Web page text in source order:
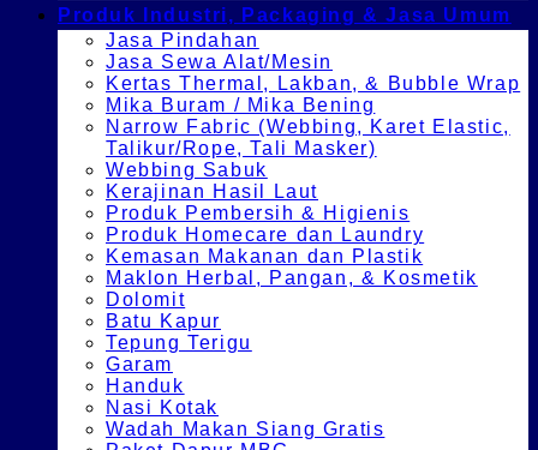
Produk Industri, Packaging & Jasa Umum
Jasa Pindahan
Jasa Sewa Alat/Mesin
Kertas Thermal, Lakban, & Bubble Wrap
Mika Buram / Mika Bening
Narrow Fabric (Webbing, Karet Elastic,
Talikur/Rope, Tali Masker)
Webbing Sabuk
Kerajinan Hasil Laut
Produk Pembersih & Higienis
Produk Homecare dan Laundry
Kemasan Makanan dan Plastik
Maklon Herbal, Pangan, & Kosmetik
Dolomit
Batu Kapur
Tepung Terigu
Garam
Handuk
Nasi Kotak
Wadah Makan Siang Gratis